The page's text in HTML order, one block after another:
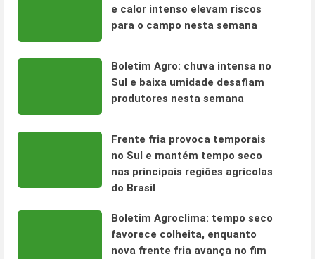
e calor intenso elevam riscos
para o campo nesta semana
Boletim Agro: chuva intensa no
Sul e baixa umidade desafiam
produtores nesta semana
Frente fria provoca temporais
no Sul e mantém tempo seco
nas principais regiões agrícolas
do Brasil
Boletim Agroclima: tempo seco
favorece colheita, enquanto
nova frente fria avança no fim